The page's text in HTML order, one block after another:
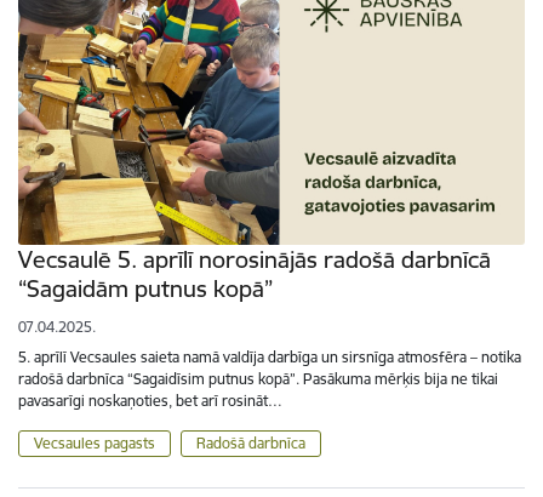
Vecsaulē 5. aprīlī norosinājās radošā darbnīcā
“Sagaidām putnus kopā”
07.04.2025.
5. aprīlī Vecsaules saieta namā valdīja darbīga un sirsnīga atmosfēra – notika
radošā darbnīca “Sagaidīsim putnus kopā”. Pasākuma mērķis bija ne tikai
pavasarīgi noskaņoties, bet arī rosināt…
Vecsaules pagasts Radošā darbnīca